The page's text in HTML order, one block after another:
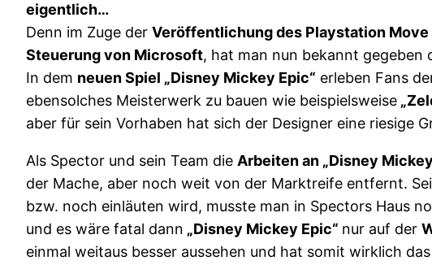
eigentlich…
Denn im Zuge der Veröffentlichung des Playstation
Steuerung von Microsoft, hat man nun bekannt gegeben
In dem neuen Spiel „Disney Mickey Epic“ erleben Fans
ebensolches Meisterwerk zu bauen wie beispielsweise
aber für sein Vorhaben hat sich der Designer eine riesige
Als Spector und sein Team die Arbeiten an „Disney
der Mache, aber noch weit von der Marktreife entfernt.
bzw. noch einläuten wird, musste man in Spectors Haus
und es wäre fatal dann „Disney Mickey Epic“ nur auf der
einmal weitaus besser aussehen und hat somit wirklich